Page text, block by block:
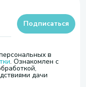
в
. Ознакомлен с
дачи
Подписаться